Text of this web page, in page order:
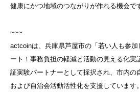
健康にかつ地域のつながりが作れる機会で
~~~
actcoinは、兵庫県芦屋市の「若い人も参
ート！事務負担の軽減と活動の見える化実
証実験パートナーとして採択され、市内の
および自治会活動活性化を支援しています。